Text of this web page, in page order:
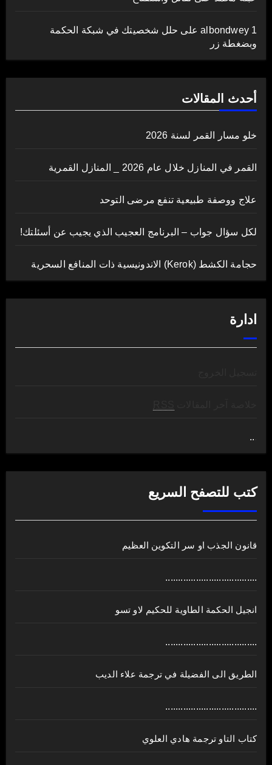
albondwey 1على حلل شخصيتك في شبكة الحكمة
وبضغطة زر
أحدث المقالات
خلو مسار القمر لسنة 2026
القمر في المنازل خلال عام 2026 _ المنازل القمرية
علاج ووصفة طبيعية تنفع مرضى التوحد
لكل سؤال جواب – البرنامج العجيب الذي يجيب عن أسئلتك!
حجامة الكشط (Kerok) الاندونيسية ذات المنافع السحرية
ادارة
..
كتب للتصفح السريع
قانون الجذب او سر التكوين العظيم
....................................
انجيل الحكمة الطاوية للحكيم لاو تسو
....................................
الطريق الى الفضيلة في ترجمة علاء الديب
....................................
كتاب التاو ترجمة هادي العلوي